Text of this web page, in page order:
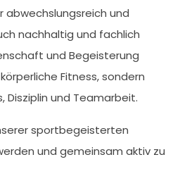
und
nachhaltig und fachlich
und Begeisterung
Fitness, sondern
Disziplin und Teamarbeit.
sportbegeisterten
und gemeinsam aktiv zu